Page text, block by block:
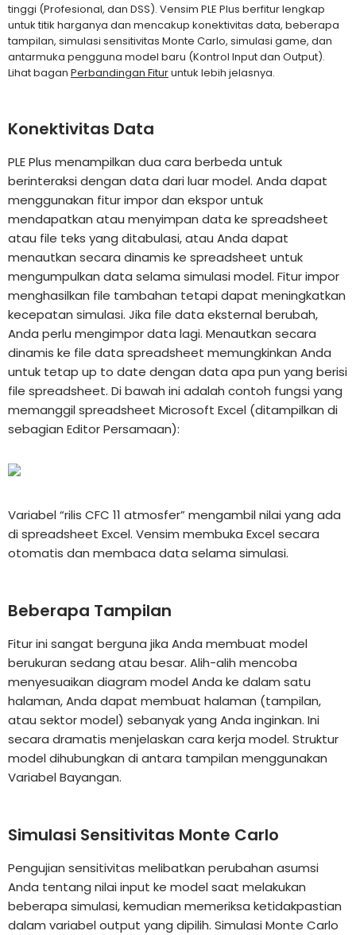
tinggi (Profesional, dan DSS). Vensim PLE Plus berfitur lengkap
untuk titik harganya dan mencakup konektivitas data, beberapa
tampilan, simulasi sensitivitas Monte Carlo, simulasi game, dan
antarmuka pengguna model baru (Kontrol Input dan Output).
Lihat bagan Perbandingan Fituruntuk lebih jelasnya.
Konektivitas Data
PLE Plus menampilkan dua cara berbeda untuk
berinteraksi dengan data dari luar model. Anda dapat
menggunakan fitur impor dan ekspor untuk
mendapatkan atau menyimpan data ke spreadsheet
atau file teks yang ditabulasi, atau Anda dapat
menautkan secara dinamis ke spreadsheet untuk
mengumpulkan data selama simulasi model. Fitur impor
menghasilkan file tambahan tetapi dapat meningkatkan
kecepatan simulasi. Jika file data eksternal berubah,
Anda perlu mengimpor data lagi. Menautkan secara
dinamis ke file data spreadsheet memungkinkan Anda
untuk tetap up to date dengan data apa pun yang berisi
file spreadsheet. Di bawah ini adalah contoh fungsi yang
memanggil spreadsheet Microsoft Excel (ditampilkan di
sebagian Editor Persamaan):
Variabel “rilis CFC 11 atmosfer” mengambil nilai yang ada
di spreadsheet Excel. Vensim membuka Excel secara
otomatis dan membaca data selama simulasi.
Beberapa Tampilan
Fitur ini sangat berguna jika Anda membuat model
berukuran sedang atau besar. Alih-alih mencoba
menyesuaikan diagram model Anda ke dalam satu
halaman, Anda dapat membuat halaman (tampilan,
atau sektor model) sebanyak yang Anda inginkan. Ini
secara dramatis menjelaskan cara kerja model. Struktur
model dihubungkan di antara tampilan menggunakan
Variabel Bayangan.
Simulasi Sensitivitas Monte Carlo
Pengujian sensitivitas melibatkan perubahan asumsi
Anda tentang nilai input ke model saat melakukan
beberapa simulasi, kemudian memeriksa ketidakpastian
dalam variabel output yang dipilih. Simulasi Monte Carlo